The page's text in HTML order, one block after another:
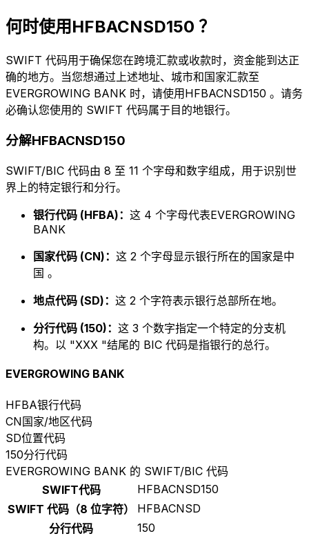
何时使用HFBACNSD150 ？
SWIFT 代码用于确保您在跨境汇款或收款时，资金能到达正
确的地方。当您想通过上述地址、城市和国家汇款至
EVERGROWING BANK 时，请使用HFBACNSD150 。请务
必确认您使用的 SWIFT 代码属于目的地银行。
分解HFBACNSD150
SWIFT/BIC 代码由 8 至 11 个字母和数字组成，用于识别世
界上的特定银行和分行。
银行代码 (HFBA)： 这 4 个字母代表EVERGROWING
BANK
国家代码 (CN)： 这 2 个字母显示银行所在的国家是中
国 。
地点代码 (SD)： 这 2 个字符表示银行总部所在地。
分行代码 (150)： 这 3 个数字指定一个特定的分支机
构。以 "XXX "结尾的 BIC 代码是指银行的总行。
EVERGROWING BANK
HFBA银行代码
CN国家/地区代码
SD位置代码
150分行代码
EVERGROWING BANK 的 SWIFT/BIC 代码
SWIFT代码
HFBACNSD150
SWIFT 代码（8 位字符）
HFBACNSD
分行代码
150